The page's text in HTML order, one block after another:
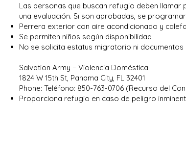
Las personas que buscan refugio deben
una evaluación. Si son aprobadas, se
Perrera exterior con aire acondicionado y
Se permiten niños según disponibilidad
No se solicita estatus migratorio ni documentos
Salvation Army – Violencia Doméstica
1824 W 15th St, Panama City, FL 32401
Phone: Teléfono: 850-763-0706 (Recurso del
Proporciona refugio en caso de peligro